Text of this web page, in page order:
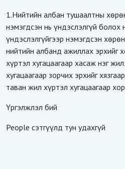
1.Нийтийн албан тушаалтны
нэмэгдсэн нь үндэслэлгүй болох
үндэслэлгүйгээр нэмэгдсэн
нийтийн албанд ажиллах эрхийг
хүртэл хугацаагаар хасаж нэг
хугацаагаар зорчих эрхийг
таван жил хүртэл хугацаагаар
Үргэлжлэл бий
People сэтгүүлд тун удахгүй